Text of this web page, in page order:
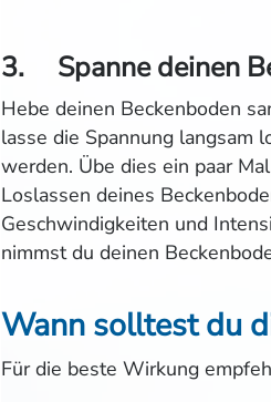
3. Spanne deinen
Hebe deinen Beckenboden
lasse die Spannung langsam
werden. Übe dies ein paar
Loslassen deines
Geschwindigkeiten und
nimmst du deinen
Wann solltest du
Für die beste Wirkung